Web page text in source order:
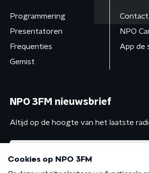
Programmering
Presentatoren
Frequenties
Gemist
Contact
NPO
App de
NPO 3FM nieuwsbrief
Altijd op de hoogte van het laatste